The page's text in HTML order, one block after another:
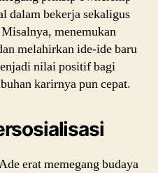
dalam bekerja sekaligus
menemukan
melahirkan ide-ide baru
nilai positif bagi
karirnya pun cepat.
erat memegang budaya